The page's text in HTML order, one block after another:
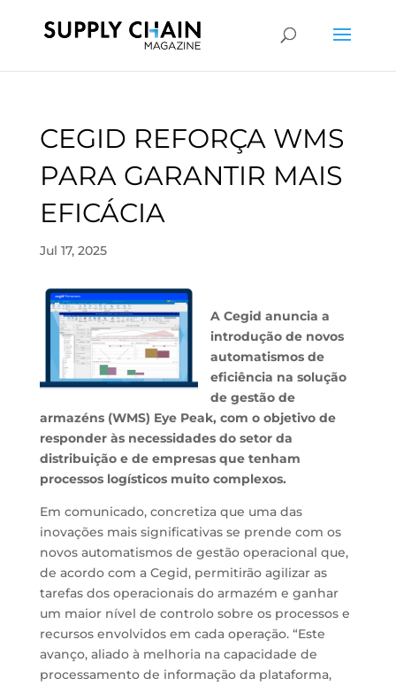
CEGID REFORÇA WMS
PARA GARANTIR MAIS
EFICÁCIA
Jul 17, 2025
A Cegid anuncia a
introdução de novos
automatismos de
eficiência na solução
de gestão de
armazéns (WMS) Eye Peak, com o objetivo de
responder às necessidades do setor da
distribuição e de empresas que tenham
processos logísticos muito complexos.
Em comunicado, concretiza que uma das
inovações mais significativas se prende com os
novos automatismos de gestão operacional que,
de acordo com a Cegid, permitirão agilizar as
tarefas dos operacionais do armazém e ganhar
um maior nível de controlo sobre os processos e
recursos envolvidos em cada operação. “Este
avanço, aliado à melhoria na capacidade de
processamento de informação da plataforma,